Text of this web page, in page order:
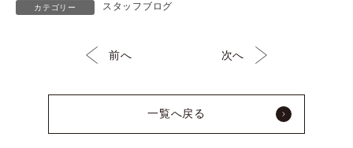
カテゴリー スタッフブログ
前へ
一覧へ戻る
次へ